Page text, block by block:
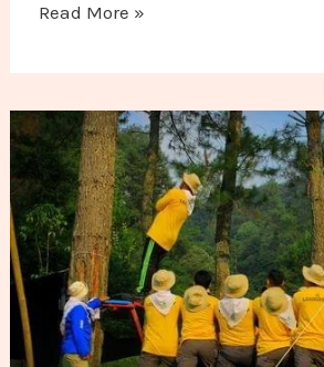
Read More »
Paket Outbound Bogor: